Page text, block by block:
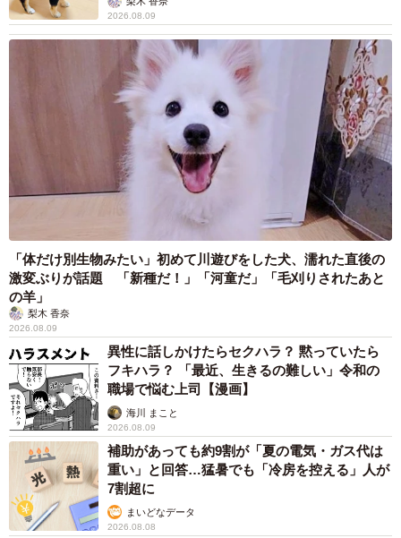
2026.08.09
「体だけ別生物みたい」初めて川遊びをした犬、濡れた直後の
激変ぶりが話題 「新種だ！」「河童だ」「毛刈りされたあと
の羊」
梨木 香奈
2026.08.09
異性に話しかけたらセクハラ？ 黙っていたら
フキハラ？ 「最近、生きるの難しい」令和の
職場で悩む上司【漫画】
海川 まこと
2026.08.09
補助があっても約9割が「夏の電気・ガス代は
重い」と回答…猛暑でも「冷房を控える」人が
7割超に
まいどなデータ
2026.08.08